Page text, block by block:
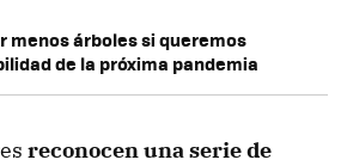
menos árboles si queremos
de la próxima pandemia
reconocen una serie de